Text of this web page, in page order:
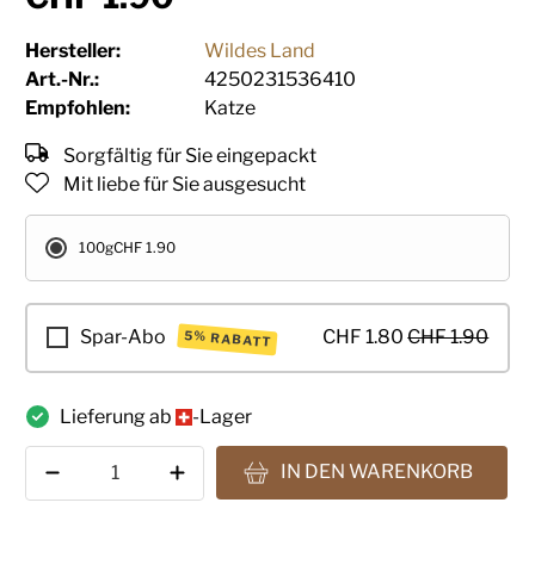
Hersteller:
Wildes Land
Art.-Nr.:
4250231536410
Empfohlen:
Katze
Sorgfältig für Sie eingepackt
Mit liebe für Sie ausgesucht
100gCHF 1.90
Spar-Abo 5% RABATT CHF 1.80 CHF 1.90
Lieferung ab
-Lager
IN DEN WARENKORB